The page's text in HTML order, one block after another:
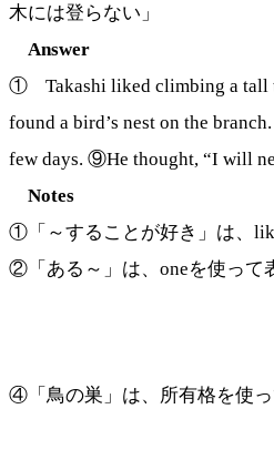
木には登らない」
Answer
① Takashi liked climbing a tall
found a bird’s nest on the
few days. ⑨He thought, “I will
Notes
①「～することが好き」は、
②「ある～」は、oneを使って
④「鳥の巣」は、所有格を使っ